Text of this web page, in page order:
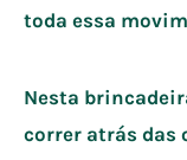
toda essa
Nesta
correr atrás das